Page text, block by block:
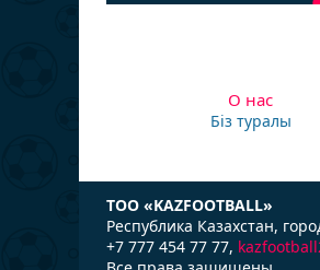
О нас
Біз туралы
ТОО «KAZFOOTBALL»
Республика Казаxстан,
+7 777 454 77 77,